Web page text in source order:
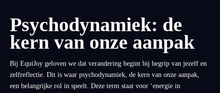
Psychodynamiek: de
kern van onze aanpak
Bij EquiJoy geloven we dat verandering begint bij begrip van jezelf en
zelfreflectie. Dit is waar psychodynamiek, de kern van onze aanpak,
een belangrijke rol in speelt. Deze term staat voor ‘energie in